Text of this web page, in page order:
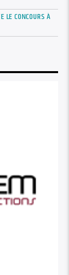
LE CONCOURS À